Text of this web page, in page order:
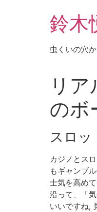
鈴木
虫くいの穴
リ
のボ
スロッ
カジノとス
もギャンブ
士気を高め
沿って、「
いいですね,